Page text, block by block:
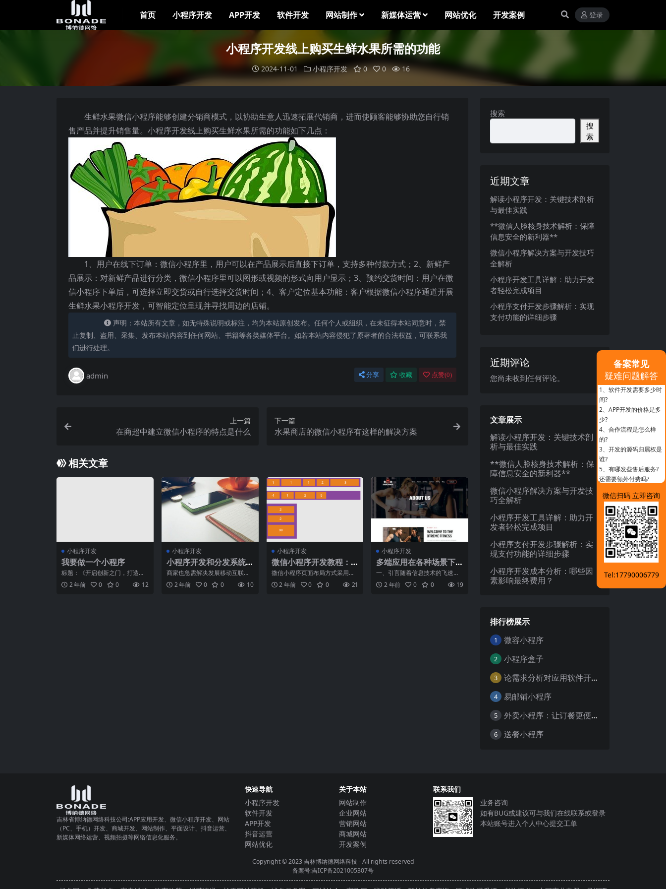
首页 小程序开发 APP开发 软件开发 网站制作 新媒体运营 网站优化 开发案例 登录
小程序开发线上购买生鲜水果所需的功能
2024-11-01 小程序开发 0 0 16
生鲜水果微信小程序能够创建分销商模式，以协助生意人迅速拓展代销商，进而使顾客能够协助您自行销
售产品并提升销售量。小程序开发线上购买生鲜水果所需的功能如下几点：
1、用户在线下订单：微信小程序里，用户可以在产品展示后直接下订单，支持多种付款方式；2、新鲜产
品展示：对新鲜产品进行分类，微信小程序里可以图形或视频的形式向用户显示；3、预约交货时间：用户在微
信小程序下单后，可选择立即交货或自行选择交货时间；4、客户定位基本功能：客户根据微信小程序通道开展
生鲜水果小程序开发，可智能定位呈现并寻找周边的店铺。
声明：本站所有文章，如无特殊说明或标注，均为本站原创发布。任何个人或组织，在未征得本站同意时，禁
止复制、盗用、采集、发布本站内容到任何网站、书籍等各类媒体平台。如若本站内容侵犯了原著者的合法权益，可联系我
们进行处理。
admin 分享 收藏 点赞(0)
上一篇
在商超中建立微信小程序的特点是什么
下一篇
水果商店的微信小程序有这样的解决方案
相关文章
小程序开发
我要做一个小程序
标题：《开启创新之门，打造个
性化小程序》正文：随着移动互
联网的迅猛发展，小程序已
2 年前 0 0 12
小程序开发
小程序开发和分发系统
的特征
商家也急需解决发展移动互联销
售市场，微信小程序商城也是商
家发展移动电商，微信小程
2 年前 0 0 10
小程序开发
微信小程序开发教程：Fl
ex布局
微信小程序页面布局方式采用的
是Flex布局。Flex布局，是W3c
在2009年提
2 年前 0 0 21
小程序开发
多端应用在各种场景下
的实际应用
一、引言随着信息技术的飞速发
展，多端应用逐渐成为各行各业
不可或缺的组成部分。多端
2 年前 0 0 19
搜索
搜
索
近期文章
解读小程序开发：关键技术剖析
与最佳实践
**微信人脸核身技术解析：保障
信息安全的新利器**
微信小程序解决方案与开发技巧
全解析
小程序开发工具详解：助力开发
者轻松完成项目
小程序支付开发步骤解析：实现
支付功能的详细步骤
近期评论
您尚未收到任何评论。
文章展示
解读小程序开发：关键技术剖
析与最佳实践
**微信人脸核身技术解析：保
障信息安全的新利器**
微信小程序解决方案与开发技
巧全解析
小程序开发工具详解：助力开
发者轻松完成项目
小程序支付开发步骤解析：实
现支付功能的详细步骤
小程序开发成本分析：哪些因
素影响最终费用？
排行榜展示
1 微容小程序
2 小程序盒子
3 论需求分析对应用软件开发的重要性
4 易邮铺小程序
5 外卖小程序：让订餐更便捷，吃货的福音
6 送餐小程序
吉林省博纳德网络科技公司:APP应用开发、微信小程序开发、网站
（PC、手机）开发、商城开发、网站制作、平面设计、抖音运营、
新媒体网络运营、视频拍摄等网络信息化服务。
快速导航
小程序开发
软件开发
APP开发
抖音运营
网站优化
关于本站
网站制作
企业网站
营销网站
商城网站
开发案例
联系我们
业务咨询
如有BUG或建议可与我们在线联系或登录
本站账号进入个人中心提交工单
Copyright © 2023吉林博纳德网络科技- All rights reserved
备案号:吉ICP备2021005307号
备案常见
疑难问题解答
1、 软件开发需要多少时
间?
2、 APP开发的价格是多
少?
4、 合作流程是怎么样
的?
3、 开发的源码归属权是
谁?
5、 有哪发些售后服务?
还需要额外付费吗?
微信扫码 立即咨询
Tel:17790006779